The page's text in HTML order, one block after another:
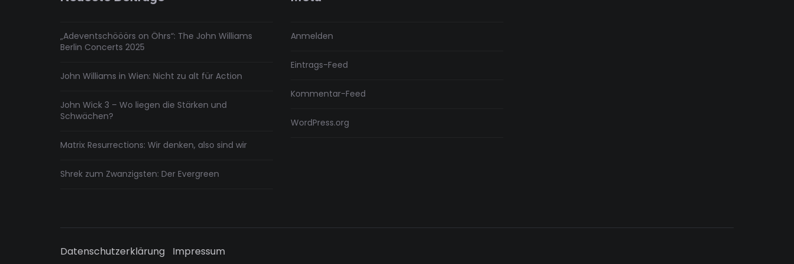
„Adeventschööörs on Öhrs“: The John Williams
Berlin Concerts 2025
John Williams in Wien: Nicht zu alt für Action
John Wick 3 – Wo liegen die Stärken und
Schwächen?
Matrix Resurrections: Wir denken, also sind wir
Shrek zum Zwanzigsten: Der Evergreen
Anmelden
Eintrags-Feed
Kommentar-Feed
WordPress.org
Datenschutzerklärung Impressum